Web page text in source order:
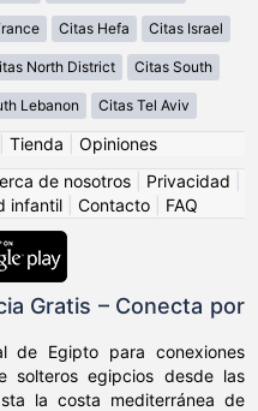
Citas Hefa Citas Israel
North District Citas South
Lebanon Citas Tel Aviv
Tienda
Opiniones
de nosotros Privacidad
infantil Contacto FAQ
Gratis – Conecta por
de Egipto para conexiones
solteros egipcios desde las
la costa mediterránea de